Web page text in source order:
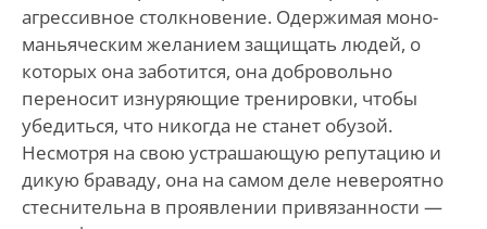
агрессивное столкновение. Одержимая моно-
маньяческим желанием защищать людей, о
которых она заботится, она добровольно
переносит изнуряющие тренировки, чтобы
убедиться, что никогда не станет обузой.
Несмотря на свою устрашающую репутацию и
дикую браваду, она на самом деле невероятно
стеснительна в проявлении привязанности —